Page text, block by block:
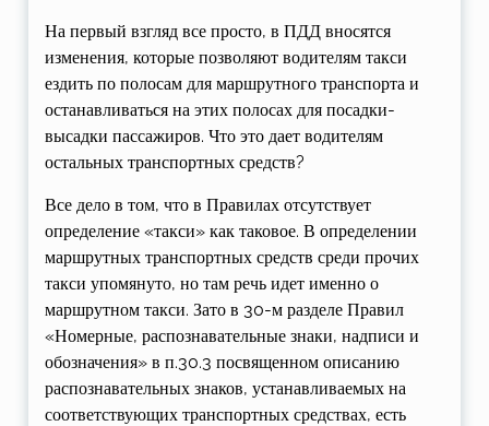
На первый взгляд все просто, в ПДД вносятся
изменения, которые позволяют водителям такси
ездить по полосам для маршрутного транспорта и
останавливаться на этих полосах для посадки-
высадки пассажиров. Что это дает водителям
остальных транспортных средств?
Все дело в том, что в Правилах отсутствует
определение «такси» как таковое. В определении
маршрутных транспортных средств среди прочих
такси упомянуто, но там речь идет именно о
маршрутном такси. Зато в 30-м разделе Правил
«Номерные, распознавательные знаки, надписи и
обозначения» в п.30.3 посвященном описанию
распознавательных знаков, устанавливаемых на
соответствующих транспортных средствах, есть